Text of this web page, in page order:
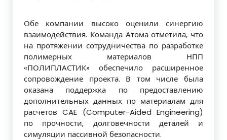
Обе компании высоко оценили синергию
взаимодействия. Команда Атома отметила, что
на протяжении сотрудничества по разработке
полимерных материалов НПП
«ПОЛИПЛАСТИК» обеспечило расширенное
сопровождение проекта. В том числе была
оказана поддержка по предоставлению
дополнительных данных по материалам для
расчетов CAE (Computer-Aided Engineering)
по прочности, долговечности деталей и
симуляции пассивной безопасности.